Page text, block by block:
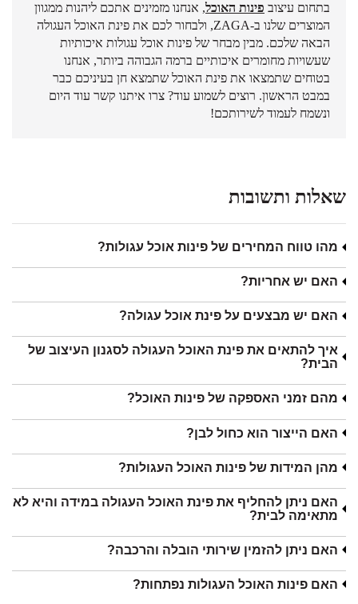
בתחום עיצוב פינות האוכל, אנחנו מזמינים אתכם ליהנות ממגוון
המוצרים שלנו ב-ZAGA, ולבחור לכם את פינת האוכל העגולה
הבאה שלכם. מבין מבחר של פינות אוכל עגולות איכותיות
שעשויות מחומרים איכותיים ברמה הגבוהה ביותר, אנחנו
בטוחים שתמצאו את פינת האוכל שתמצא חן בעיניכם כבר
במבט הראשון. רוצים לשמוע עוד? צרו איתנו קשר עוד היום
ונשמח לעמוד לשירותכם!
שאלות ותשובות
מהו טווח המחירים של פינות אוכל עגולות?
האם יש אחריות?
האם יש מבצעים על פינת אוכל עגולה?
איך להתאים את פינת האוכל העגולה לסגנון העיצוב של
הבית?
מהם זמני האספקה של פינות האוכל?
האם הייצור הוא כחול לבן?
מהן המידות של פינות האוכל העגולות?
האם ניתן להחליף את פינת האוכל העגולה במידה והיא לא
מתאימה לבית?
האם ניתן להזמין שירותי הובלה והרכבה?
האם פינות האוכל העגולות נפתחות?